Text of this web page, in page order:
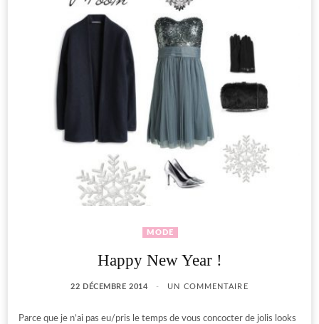
MODE
Happy New Year !
22 DÉCEMBRE 2014 UN COMMENTAIRE
Parce que je n’ai pas eu/pris le temps de vous concocter de jolis looks